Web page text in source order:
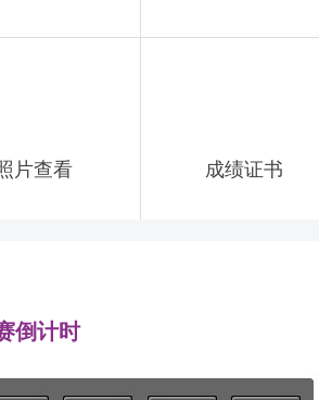
片查看 成绩证书
倒计时